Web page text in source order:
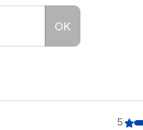
OK
5